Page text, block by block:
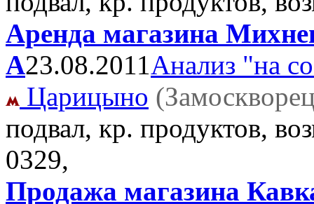
Аренда магазина
А23.08.2011Анализ "на
Царицыно
подвал, кр. продуктов,
0329,
Продажа магазина